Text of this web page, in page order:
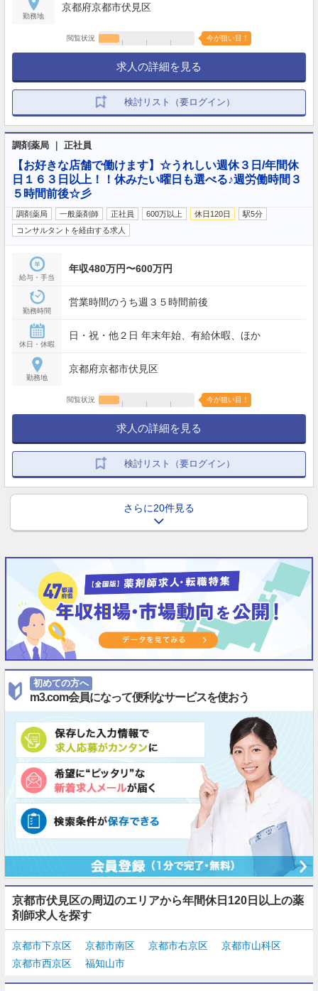
勤務地
京都府京都市伏見区
閲覧状況 今が狙い目！
求人の詳細を見る
検討リスト（要ログイン）
調剤薬局 ｜ 正社員
【お好きな店舗で働けます】☆うれしい週休３日/年間休
日１６３日以上！！休みたい曜日も選べる♪週労働時間３
５時間前後☆彡
調剤薬局 一般薬剤師 正社員 600万以上 休日120日
駅5分
コンサルタントを経由する求人
給与・手当
年収480万円〜600万円
勤務時間
営業時間のうち週３５時間前後
休日・休暇
日・祝・他２日 年末年始、有給休暇、ほか
勤務地
京都府京都市伏見区
閲覧状況 今が狙い目！
求人の詳細を見る
検討リスト（要ログイン）
さらに20件見る
初めての方へ
m3.com会員になって便利なサービスを使おう
京都市伏見区の周辺のエリアから年間休日120日以上の薬
剤師求人を探す
京都市下京区 京都市南区 京都市右京区
京都市山科区
京都市西京区
福知山市